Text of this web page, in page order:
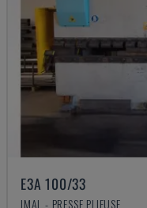
E3A 100/33
IMAL - PRESSE PLIEUSE